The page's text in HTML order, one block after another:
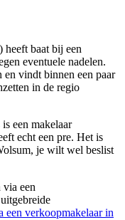
heeft baat bij een
eventuele nadelen.
en vindt binnen een paar
in de regio
een makelaar
echt een pre. Het is
je wilt wel beslist
een
een verkoopmakelaar in